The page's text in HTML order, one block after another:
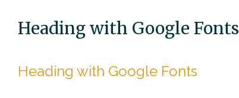
Heading with Google Fonts
Heading with Google Fonts